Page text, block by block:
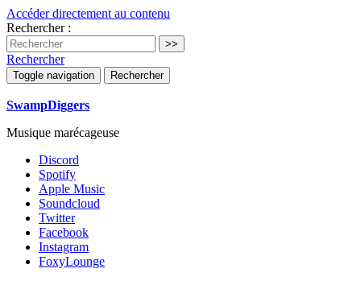
Accéder directement au contenu
Rechercher :
Rechercher
Toggle navigation Rechercher
SwampDiggers
Musique marécageuse
Discord
Spotify
Apple Music
Soundcloud
Twitter
Facebook
Instagram
FoxyLounge